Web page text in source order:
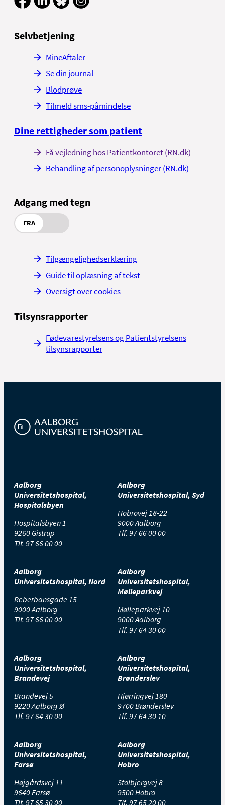
Selvbetjening
MineAftaler
Se din journal
Blodprøve
Tilmeld sms-påmindelse
Dine rettigheder som patient
Få vejledning hos Patientkontoret (RN.dk)
Behandling af personoplysninger (RN.dk)
Adgang med tegn
FRA
Tilgængelighedserklæring
Guide til oplæsning af tekst
Oversigt over cookies
Tilsynsrapporter
Fødevarestyrelsens og Patientstyrelsens
tilsynsrapporter
Aalborg
Universitetshospital,
Hospitalsbyen
Hospitalsbyen 1
9260 Gistrup
Tlf. 97 66 00 00
Aalborg
Universitetshospital, Syd
Hobrovej 18-22
9000 Aalborg
Tlf. 97 66 00 00
Aalborg
Universitetshospital, Nord
Reberbansgade 15
9000 Aalborg
Tlf. 97 66 00 00
Aalborg
Universitetshospital,
Mølleparkvej
Mølleparkvej 10
9000 Aalborg
Tlf. 97 64 30 00
Aalborg
Universitetshospital,
Brandevej
Brandevej 5
9220 Aalborg Ø
Tlf. 97 64 30 00
Aalborg
Universitetshospital,
Brønderslev
Hjørringvej 180
9700 Brønderslev
Tlf. 97 64 30 10
Aalborg
Universitetshospital,
Farsø
Højgårdsvej 11
9640 Farsø
Tlf. 97 65 30 00
Aalborg
Universitetshospital,
Hobro
Stolbjergvej 8
9500 Hobro
Tlf. 97 65 20 00